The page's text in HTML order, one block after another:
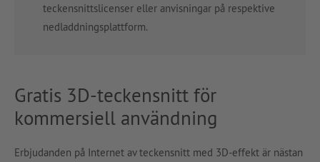
teckensnittslicenser eller anvisningar på respektive
nedladdningsplattform.
Gratis 3D-teckensnitt för
kommersiell användning
Erbjudanden på Internet av teckensnitt med 3D-effekt är nästan